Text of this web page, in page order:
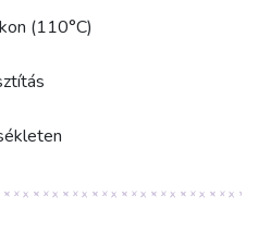
(110°C)